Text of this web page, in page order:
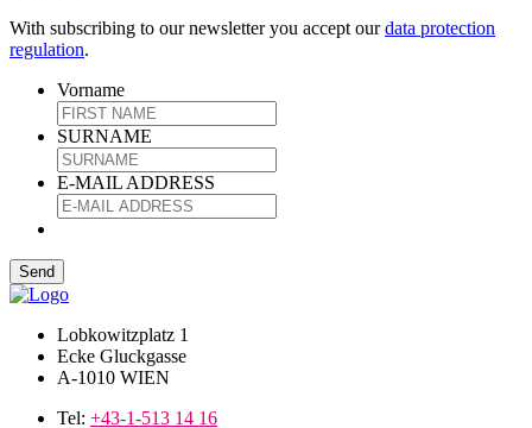
With subscribing to our newsletter you accept ourdata protection
regulation.
Vorname
SURNAME
E-MAIL ADDRESS
Lobkowitzplatz 1
Ecke Gluckgasse
A-1010 WIEN
Tel: +43-1-513 14 16